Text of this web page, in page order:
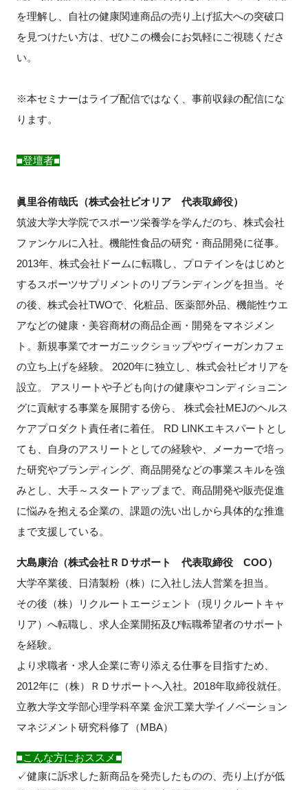
を理解し、自社の健康関連商品の売り上げ拡大への突破口
を見つけたい方は、ぜひこの機会にお気軽にご視聴くださ
い。
※本セミナーはライブ配信ではなく、事前収録の配信にな
ります。
■登壇者■
眞里谷侑哉氏（株式会社ビオリア代表取締役）
筑波大学大学院でスポーツ栄養学を学んだのち、株式会社
ファンケルに入社。機能性食品の研究・商品開発に従事。
2013年、株式会社ドームに転職し、プロテインをはじめと
するスポーツサプリメントのリブランディングを担当。そ
の後、株式会社TWOで、化粧品、医薬部外品、機能性ウエ
アなどの健康・美容商材の商品企画・開発をマネジメン
ト。新規事業でオーガニックショップやヴィーガンカフェ
の立ち上げを経験。 2020年に独立し、株式会社ビオリアを
設立。 アスリートや子ども向けの健康やコンディショニン
グに貢献する事業を展開する傍ら、 株式会社MEJのヘルス
ケアプロダクト責任者に着任。 RD LINKエキスパートとし
ても、自身のアスリートとしての経験や、メーカーで培っ
た研究やブランディング、商品開発などの事業スキルを強
みとし、大手～スタートアップまで、商品開発や販売促進
に悩みを抱える企業の、課題の洗い出しから具体的な推進
まで支援している。
大島康治（株式会社ＲＤサポート 代表取締役 COO）
大学卒業後、日清製粉（株）に入社し法人営業を担当。
その後（株）リクルートエージェント（現リクルートキャ
リア）へ転職し、求人企業開拓及び転職希望者のサポート
を経験。
より求職者・求人企業に寄り添える仕事を目指すため、
2012年に（株）ＲＤサポートへ入社。2018年取締役就任。
立教大学文学部心理学科卒業 金沢工業大学イノベーション
マネジメント研究科修了（MBA）
■こんな方におススメ■
✓健康に訴求した新商品を発売したものの、売り上げが低